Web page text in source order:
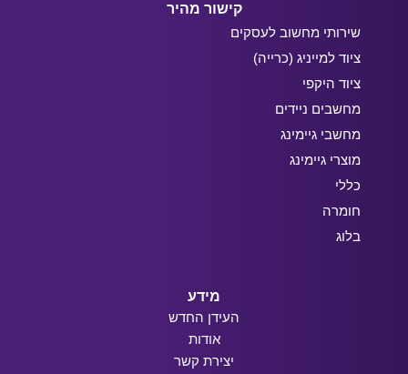
קישור מהיר
שירותי מחשוב לעסקים
ציוד למייניג (כרייה)
ציוד היקפי
מחשבים ניידים
מחשבי גיימינג
מוצרי גיימינג
כללי
חומרה
בלוג
מידע
העידן החדש
אודות
יצירת קשר